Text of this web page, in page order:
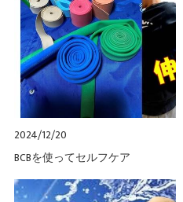
2024/12/20
BCBを使ってセルフケア